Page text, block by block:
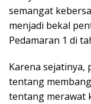
semangat
menjadi bekal
Pedamaran 1 di
Karena sejatinya,
tentang
tentang merawat